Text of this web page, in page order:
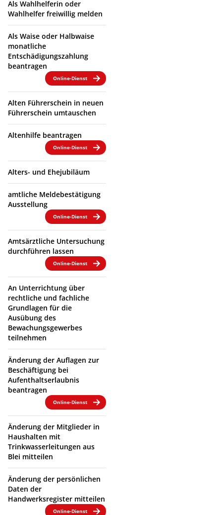
Als Wahlhelferin oder
Wahlhelfer freiwillig melden
Als Waise oder Halbwaise
monatliche
Entschädigungszahlung
beantragen
Online-Dienst
Alten Führerschein in neuen
Führerschein umtauschen
Altenhilfe beantragen
Online-Dienst
Alters- und Ehejubiläum
amtliche Meldebestätigung
Ausstellung
Online-Dienst
Amtsärztliche Untersuchung
durchführen lassen
Online-Dienst
An Unterrichtung über
rechtliche und fachliche
Grundlagen für die
Ausübung des
Bewachungsgewerbes
teilnehmen
Änderung der Auflagen zur
Beschäftigung bei
Aufenthaltserlaubnis
beantragen
Online-Dienst
Änderung der Mitglieder in
Haushalten mit
Trinkwasserleitungen aus
Blei mitteilen
Änderung der persönlichen
Daten der
Handwerksregister mitteilen
Online-Dienst